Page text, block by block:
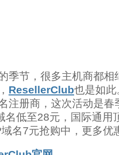
域
名
至
28
元
季节，很多主机商都相
ResellerClub也是如
注册商，这次活动是春
名低至28元，国际通用
名7元抢购中，更多优